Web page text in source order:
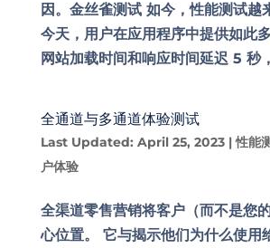
因。金丝雀测试 如今，性能测试越
今天，用户在应用程序中提供如此
网站加载时间和响应时间延迟 5 秒
全通道与多通道体验测试
Last Updated: April 25, 2023|性能
户体验
全渠道零售营销将客户（而不是您
心位置。 它与揭示他们为什么使用